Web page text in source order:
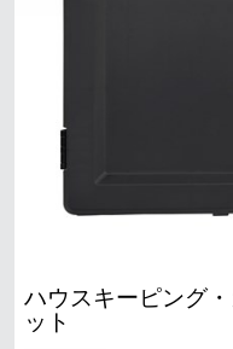
ハウスキーピング
ット